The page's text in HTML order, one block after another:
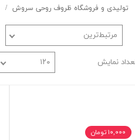
تولیدی و فروشگاه ظروف روحی سروش
مرتبط‌ترین
نمایش ۱۲۰
۱۰,۰۰۰ تومان